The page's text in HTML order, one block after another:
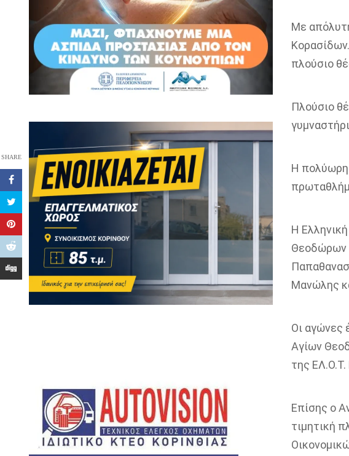
SHARE
Με
πλούσιο
Πλούσιο
Η πολύωρη
Η
Θεοδώρων
Μανώλης
Οι αγώνες
Αγίων
της
Επίσης ο
τιμητική